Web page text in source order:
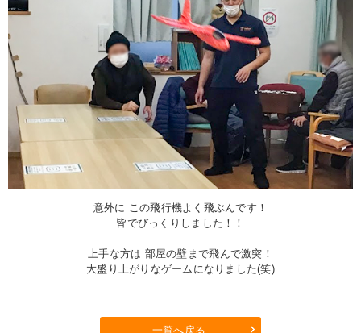
意外に この飛行機よく飛ぶんです！
皆でびっくりしました！！
上手な方は 部屋の壁まで飛んで激突！
大盛り上がりなゲームになりました(笑)
一覧へ戻る